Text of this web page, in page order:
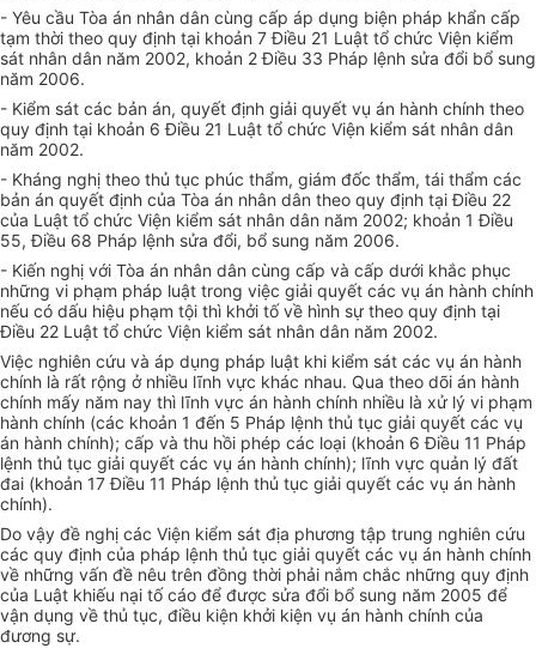
- Yêu cầu Tòa án nhân dân cùng cấp áp dụng biện pháp khẩn cấp
tạm thời theo quy định tại khoản 7 Điều 21 Luật tổ chức Viện kiểm
sát nhân dân năm 2002, khoản 2 Điều 33 Pháp lệnh sửa đổi bổ sung
năm 2006.
- Kiểm sát các bản án, quyết định giải quyết vụ án hành chính theo
quy định tại khoản 6 Điều 21 Luật tổ chức Viện kiểm sát nhân dân
năm 2002.
- Kháng nghị theo thủ tục phúc thẩm, giám đốc thẩm, tái thẩm các
bản án quyết định của Tòa án nhân dân theo quy định tại Điều 22
của Luật tổ chức Viện kiểm sát nhân dân năm 2002; khoản 1 Điều
55, Điều 68 Pháp lệnh sửa đổi, bổ sung năm 2006.
- Kiến nghị với Tòa án nhân dân cùng cấp và cấp dưới khắc phục
những vi phạm pháp luật trong việc giải quyết các vụ án hành chính
nếu có dấu hiệu phạm tội thì khởi tố về hình sự theo quy định tại
Điều 22 Luật tổ chức Viện kiểm sát nhân dân năm 2002.
Việc nghiên cứu và áp dụng pháp luật khi kiểm sát các vụ án hành
chính là rất rộng ở nhiều lĩnh vực khác nhau. Qua theo dõi án hành
chính mấy năm nay thì lĩnh vực án hành chính nhiều là xử lý vi phạm
hành chính (các khoản 1 đến 5 Pháp lệnh thủ tục giải quyết các vụ
án hành chính); cấp và thu hồi phép các loại (khoản 6 Điều 11 Pháp
lệnh thủ tục giải quyết các vụ án hành chính); lĩnh vực quản lý đất
đai (khoản 17 Điều 11 Pháp lệnh thủ tục giải quyết các vụ án hành
chính).
Do vậy đề nghị các Viện kiểm sát địa phương tập trung nghiên cứu
các quy định của pháp lệnh thủ tục giải quyết các vụ án hành chính
về những vấn đề nêu trên đồng thời phải nắm chắc những quy định
của Luật khiếu nại tố cáo để được sửa đổi bổ sung năm 2005 để
vận dụng về thủ tục, điều kiện khởi kiện vụ án hành chính của
đương sự.